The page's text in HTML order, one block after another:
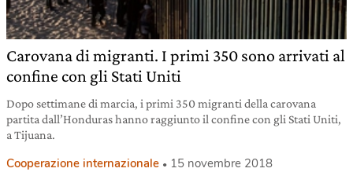
Carovana di migranti. I primi 350 sono arrivati al
confine con gli Stati Uniti
Dopo settimane di marcia, i primi 350 migranti della carovana
partita dall’Honduras hanno raggiunto il confine con gli Stati Uniti,
a Tijuana.
Cooperazione internazionale 15 novembre 2018